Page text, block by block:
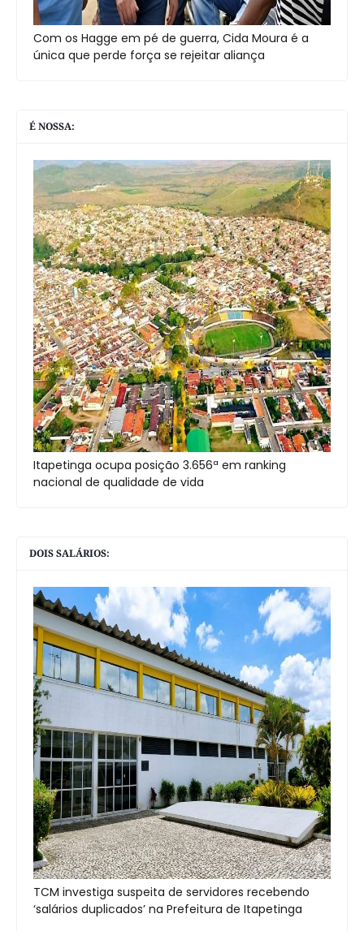
Com os Hagge em pé de guerra, Cida Moura é a
única que perde força se rejeitar aliança
É NOSSA:
Itapetinga ocupa posição 3.656ª em ranking
nacional de qualidade de vida
DOIS SALÁRIOS:
TCM investiga suspeita de servidores recebendo
‘salários duplicados’ na Prefeitura de Itapetinga